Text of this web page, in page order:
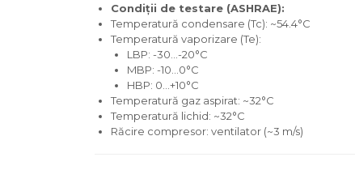
CONSUMABILE
CONTACTEAZĂ-
NE
BLOG
Condiții de testare (ASHRAE):
Temperatură condensare (Tc): ~54.4°C
Temperatură vaporizare (Te):
LBP: -30…-20°C
MBP: -10…0°C
HBP: 0…+10°C
Temperatură gaz aspirat: ~32°C
Temperatură lichid: ~32°C
Răcire compresor: ventilator (~3 m/s)